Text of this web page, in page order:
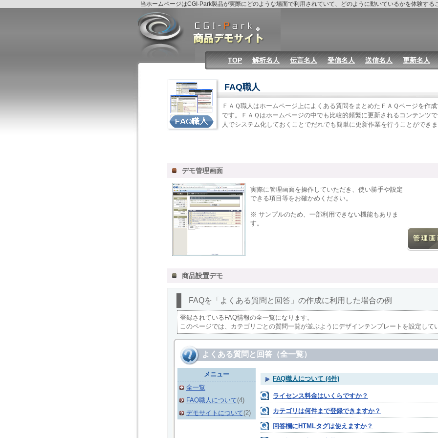
当ホームページはCGI-Park製品が実際にどのような場面で利用されていて、どのように動いているかを体験する
TOP 解析名人 伝言名人 受信名人 送信名人 更新名人
FAQ職人
ＦＡＱ職人はホームページ上によくある質問をまとめたＦＡＱページを作
です。ＦＡＱはホームページの中でも比較的頻繁に更新されるコンテンツ
人でシステム化しておくことでだれでも簡単に更新作業を行うことができ
デモ管理画面
実際に管理画面を操作していただき、使い勝手や設定
できる項目等をお確かめください。
※ サンプルのため、一部利用できない機能もありま
す。
商品設置デモ
FAQを「よくある質問と回答」の作成に利用した場合の例
登録されているFAQ情報の全一覧になります。
このページでは、カテゴリごとの質問一覧が並ぶようにデザインテンプレートを設定して
よくある質問と回答（全一覧）
メニュー
全一覧
FAQ職人について(4)
デモサイトについて(2)
FAQ職人について (4件)
ライセンス料金はいくらですか？
カテゴリは何件まで登録できますか？
回答欄にHTMLタグは使えますか？